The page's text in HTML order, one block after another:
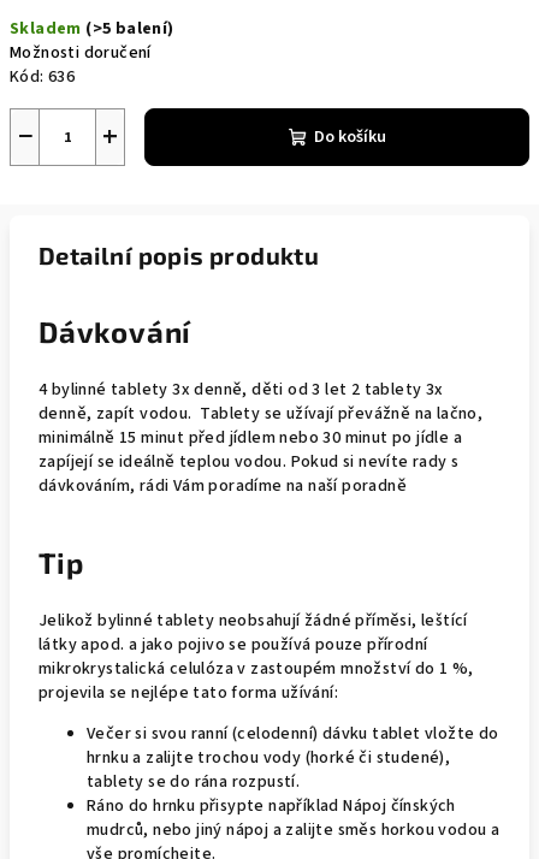
Skladem (>5 balení)
Možnosti doručení
Kód: 636
+
− Do košíku
Detailní popis produktu
Dávkování
4 bylinné tablety 3x denně, děti od 3 let 2 tablety 3x
denně, zapít vodou. Tablety se užívají převážně na lačno,
minimálně 15 minut před jídlem nebo 30 minut po jídle a
zapíjejí se ideálně teplou vodou. Pokud si nevíte rady s
dávkováním, rádi Vám poradíme na naší poradně
Tip
Jelikož bylinné tablety neobsahují žádné příměsi, leštící
látky apod. a jako pojivo se používá pouze přírodní
mikrokrystalická celulóza v zastoupém množství do 1 %,
projevila se nejlépe tato forma užívání:
Večer si svou ranní (celodenní) dávku tablet vložte do
hrnku a zalijte trochou vody (horké či studené),
tablety se do rána rozpustí.
Ráno do hrnku přisypte například Nápoj čínských
mudrců, nebo jiný nápoj a zalijte směs horkou vodou a
vše promíchejte.